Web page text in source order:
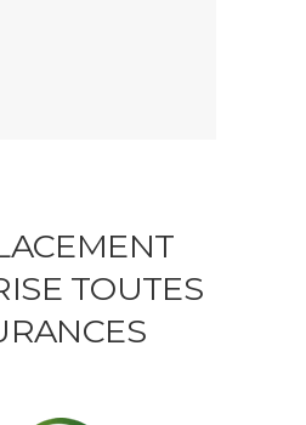
TOUTES